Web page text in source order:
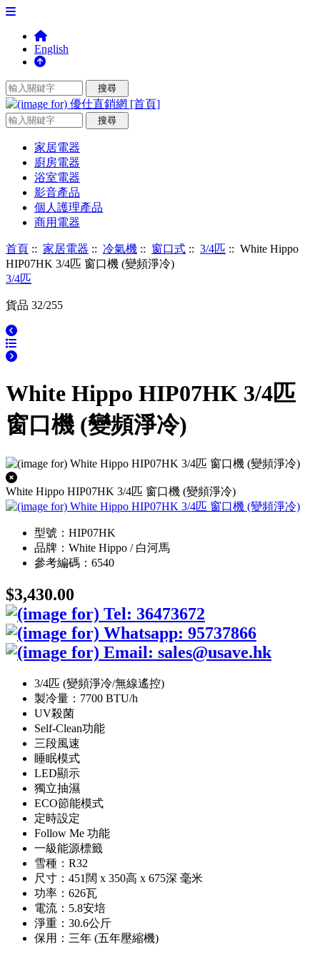
English
家居電器
廚房電器
浴室電器
影音產品
個人護理產品
商用電器
首頁 :: 家居電器 :: 冷氣機 :: 窗口式 :: 3/4匹 :: White Hippo
HIP07HK 3/4匹 窗口機 (變頻淨冷)
3/4匹
貨品 32/255
White Hippo HIP07HK 3/4匹
窗口機 (變頻淨冷)
White Hippo HIP07HK 3/4匹 窗口機 (變頻淨冷)
型號：HIP07HK
品牌：White Hippo / 白河馬
參考編碼：6540
$3,430.00
3/4匹 (變頻淨冷/無線遙控)
製冷量：7700 BTU/h
UV殺菌
Self-Clean功能
三段風速
睡眠模式
LED顯示
獨立抽濕
ECO節能模式
定時設定
Follow Me 功能
一級能源標籤
雪種：R32
尺寸：451闊 x 350高 x 675深 毫米
功率：626瓦
電流：5.8安培
淨重：30.6公斤
保用：三年 (五年壓縮機)